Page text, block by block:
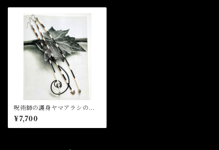
呪術師の護身ヤマアラシの棘
ピアス(片耳)
¥7,700